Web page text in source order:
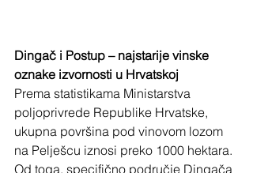
Dingač i Postup – najstarije vinske
oznake izvornosti u Hrvatskoj
Prema statistikama Ministarstva
poljoprivrede Republike Hrvatske,
ukupna površina pod vinovom lozom
na Pelješcu iznosi preko 1000 hektara.
Od toga, specifično područje Dingača